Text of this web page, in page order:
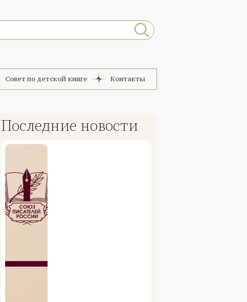
Совет по детской книге Контакты
Последние новости